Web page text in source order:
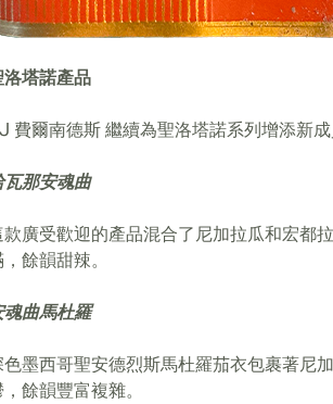
洛塔諾產品
費爾南德斯 繼續為聖洛塔諾系列增添新
瓦那安魂曲
款廣受歡迎的產品混合了尼加拉瓜和宏都
餘韻甜辣。
魂曲馬杜羅
色墨西哥聖安德烈斯馬杜羅茄衣包裹著尼
餘韻豐富複雜。